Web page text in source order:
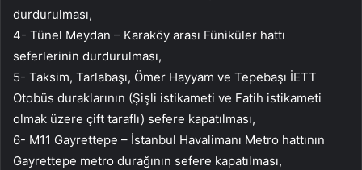
durdurulması,
4- Tünel Meydan – Karaköy arası Füniküler hattı
seferlerinin durdurulması,
5- Taksim, Tarlabaşı, Ömer Hayyam ve Tepebaşı İETT
Otobüs duraklarının (Şişli istikameti ve Fatih istikameti
olmak üzere çift taraflı) sefere kapatılması,
6- M11 Gayrettepe – İstanbul Havalimanı Metro hattının
Gayrettepe metro durağının sefere kapatılması,